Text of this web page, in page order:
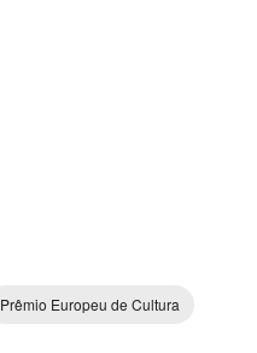
Prêmio Europeu de Cultura